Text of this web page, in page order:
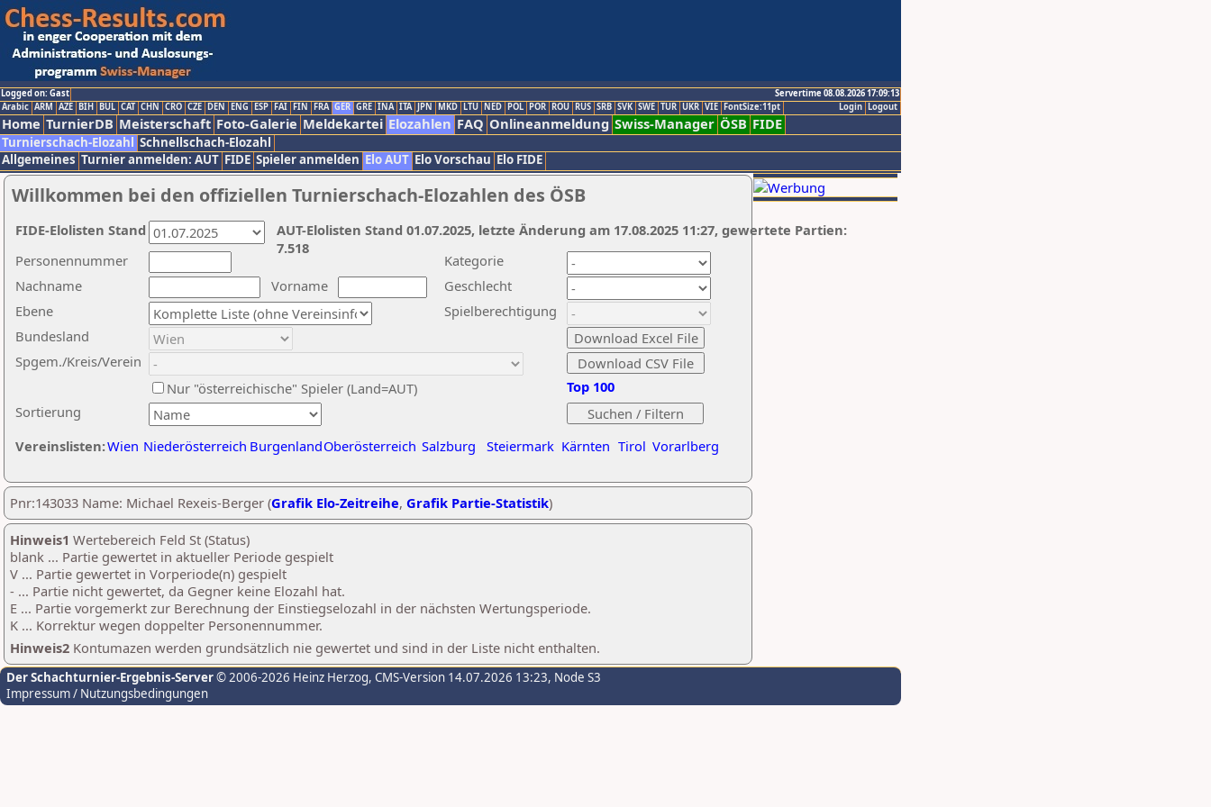
Logged on: Gast
Servertime 08.08.2026 17:09:13
Logout
Login
Arabic ARM AZE BIH BUL CAT CHN CRO CZE DEN ENG ESP FAI FIN FRA GER GRE INA ITA JPN MKD LTU NED POL POR ROU RUS SRB SVK SWE TUR UKR VIE FontSize:11pt
Home TurnierDB Meisterschaft Foto-Galerie Meldekartei Elozahlen FAQ Onlineanmeldung Swiss-Manager ÖSB FIDE
Turnierschach-Elozahl Schnellschach-Elozahl
Allgemeines Turnier anmelden: AUT FIDE Spieler anmelden Elo AUT Elo Vorschau Elo FIDE
Willkommen bei den offiziellen Turnierschach-Elozahlen des ÖSB
Nachname
Vorname
Ebene
Kategorie
Sortierung
Personennummer
Bundesland
Spgem./Kreis/Verein
Geschlecht
Nur "österreichische" Spieler (Land=AUT)
Spielberechtigung
Vereinslisten:Wien Niederösterreich BurgenlandOberösterreich Salzburg Steiermark Kärnten Tirol Vorarlberg
Top 100
AUT-Elolisten Stand 01.07.2025, letzte Änderung am 17.08.2025 11:27, gewertete Partien:
7.518
FIDE-Elolisten Stand
Pnr:143033 Name: Michael Rexeis-Berger (Grafik Elo-Zeitreihe, Grafik Partie-Statistik)
Hinweis1 Wertebereich Feld St (Status)
blank ... Partie gewertet in aktueller Periode gespielt
V ... Partie gewertet in Vorperiode(n) gespielt
- ... Partie nicht gewertet, da Gegner keine Elozahl hat.
E ... Partie vorgemerkt zur Berechnung der Einstiegselozahl in der nächsten Wertungsperiode.
K ... Korrektur wegen doppelter Personennummer.
Hinweis2 Kontumazen werden grundsätzlich nie gewertet und sind in der Liste nicht enthalten.
Der Schachturnier-Ergebnis-Server© 2006-2026 Heinz Herzog, CMS-Version 14.07.2026 13:23, Node S3
Impressum / Nutzungsbedingungen